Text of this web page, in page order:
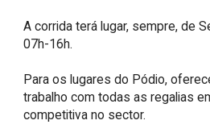
A corrida terá lugar, sempre, de
07h-16h.
Para os lugares do Pódio,
trabalho com todas as regalias
competitiva no sector.